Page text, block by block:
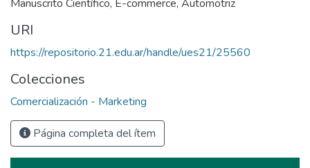
Manuscrito Científico, E-commerce, Automotriz
URI
https://repositorio.21.edu.ar/handle/ues21/25560
Colecciones
Comercialización - Marketing
Página completa del ítem